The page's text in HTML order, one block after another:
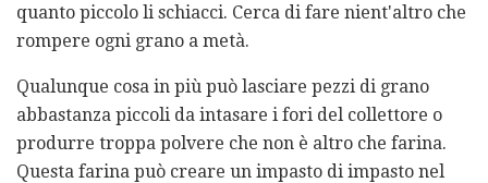
quanto piccolo li schiacci. Cerca di fare nient'altro che
rompere ogni grano a metà.
Qualunque cosa in più può lasciare pezzi di grano
abbastanza piccoli da intasare i fori del collettore o
produrre troppa polvere che non è altro che farina.
Questa farina può creare un impasto di impasto nel